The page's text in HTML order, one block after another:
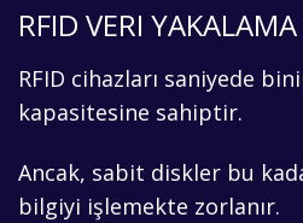
RFID VERI YAKALAMA
RFID cihazları saniyede
kapasitesine sahiptir.
Ancak, sabit diskler bu
bilgiyi işlemekte zorlanır.